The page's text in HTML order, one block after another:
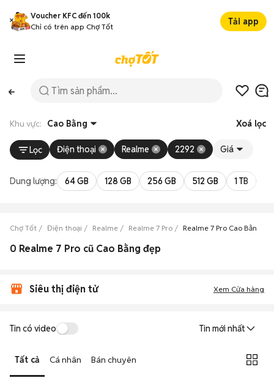
Voucher KFC đến 100k
Chỉ có trên app Chợ Tốt
Tải app
Khu vực: Cao Bằng Xoá lọc
Lọc Điện thoại Realme 2292 Giá
Dung lượng: 64 GB 128 GB 256 GB 512 GB 1 TB
Chợ Tốt Điện thoại Realme Realme 7 Pro Realme 7 Pro Cao Bằng
0 Realme 7 Pro cũ Cao Bằng đẹp
Siêu thị điện tử Xem Cửa hàng
Tin có video Tin mới nhất
Tất cả Cá nhân Bán chuyên